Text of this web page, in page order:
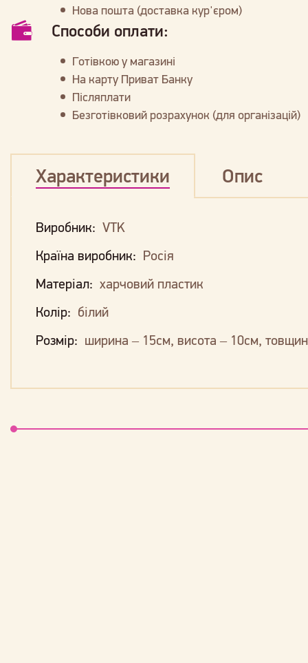
Нова пошта (доставка кур'єром)
Способи оплати:
Готівкою у магазині
На карту Приват Банку
Післяплати
Безготівковий розрахунок (для організацій)
Характеристики Опис
Виробник: VTK
Країна виробник: Росія
Матеріал: харчовий пластик
Колір: білий
Розмір: ширина – 15см, висота – 10см,